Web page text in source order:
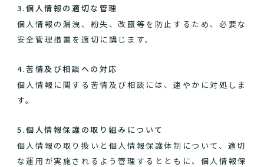
3.個人情報の適切な管理
個人情報の漏洩、紛失、改竄等を防止するため、必要な
安全管理措置を適切に講じます。
4.苦情及び相談への対応
個人情報に関する苦情及び相談には、速やかに対処しま
す。
5.個人情報保護の取り組みについて
個人情報の取り扱いと個人情報保護体制について、適切
な運用が実施されるよう管理するとともに、個人情報保